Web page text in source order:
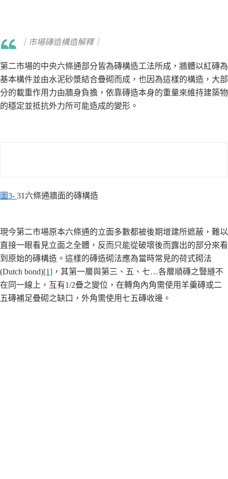
｜市場磚造構造解釋｜
第二市場的中央六條通部分皆為磚構造工法所成，牆體以紅磚為
基本構件並由水泥砂漿結合疊砌而成，也因為這樣的構造，大部
分的載重作用力由牆身負擔，依靠磚造本身的重量來維持建築物
的穩定並抵抗外力所可能造成的變形。
圖3- 31六條通牆面的磚構造
現今第二市場原本六條通的立面多數都被後期增建所遮蔽，難以
直接一眼看見立面之全體，反而只能從破壞後而露出的部分來看
到原始的磚構造。這樣的磚造砌法應為當時常見的荷式砌法
(Dutch bond)[1] ，其第一層與第三、五、七…各層順磚之豎縫不
在同一線上，互有1/2疊之變位，在轉角內角需使用羊羹磚或二
五磚補足疊砌之缺口，外角需使用七五磚收邊。